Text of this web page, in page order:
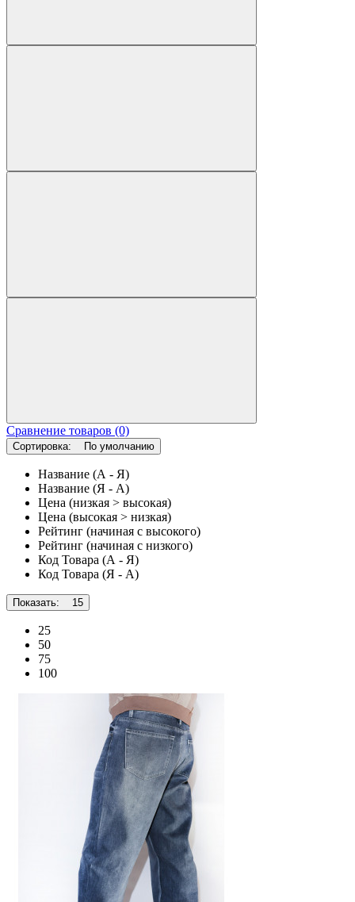
Сравнение товаров (0)
Сортировка: По умолчанию
Название (А - Я)
Название (Я - А)
Цена (низкая > высокая)
Цена (высокая > низкая)
Рейтинг (начиная с высокого)
Рейтинг (начиная с низкого)
Код Товара (А - Я)
Код Товара (Я - А)
Показать: 15
25
50
75
100